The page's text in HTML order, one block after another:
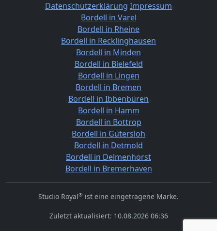
Datenschutzerklärung Impressum
Bordell in Varel
Bordell in Rheine
Bordell in Recklinghausen
Bordell in Minden
Bordell in Bielefeld
Bordell in Lingen
Bordell in Bremen
Bordell in Ibbenbüren
Bordell in Hamm
Bordell in Bottrop
Bordell in Gütersloh
Bordell in Detmold
Bordell in Delmenhorst
Bordell in Bremerhaven
Studio Royal® ist eine eingetragene Marke.
Zuletzt aktualisiert: 10.08.2026 06:36